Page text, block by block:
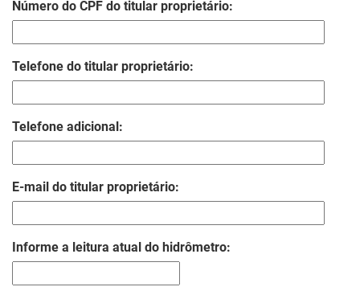
Número do CPF do titular proprietário:
Telefone do titular proprietário:
Telefone adicional:
E-mail do titular proprietário:
Informe a leitura atual do hidrômetro: